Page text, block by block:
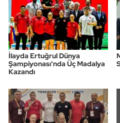
İlayda Ertuğrul Dünya
Şampiyonası'nda Üç Madalya
Kazandı